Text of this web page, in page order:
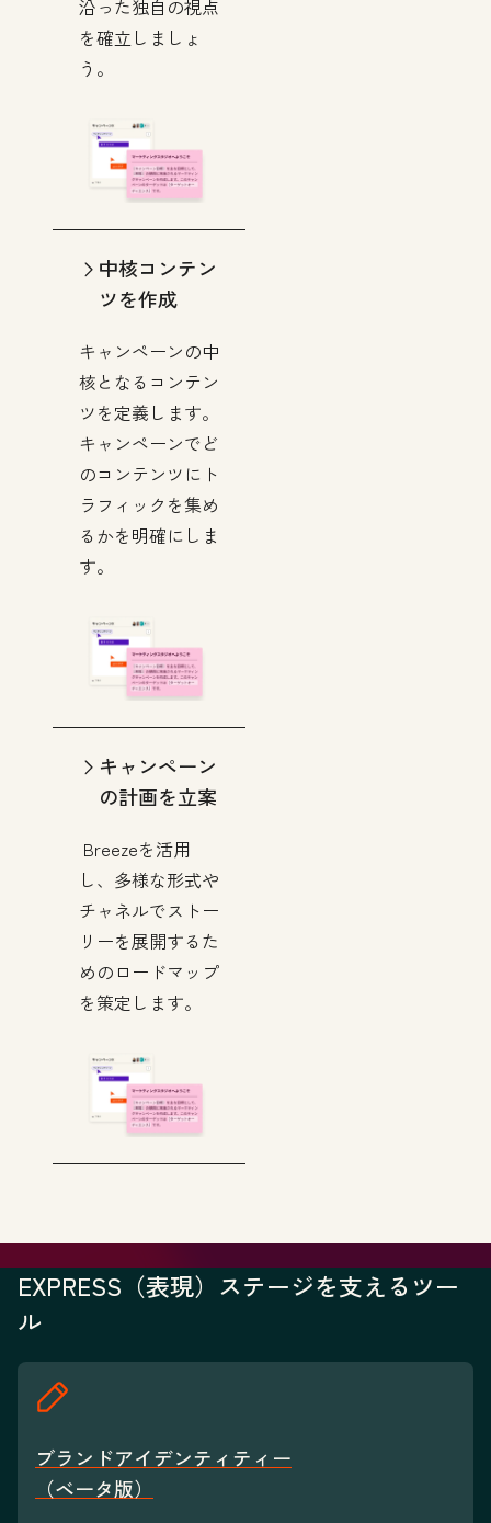
沿った独自の視点
を確立しましょ
う。
中核コンテン
ツを作成
キャンペーンの中
核となるコンテン
ツを定義します。
キャンペーンでど
のコンテンツにト
ラフィックを集め
るかを明確にしま
す。
キャンペーン
の計画を立案
Breezeを活用
し、多様な形式や
チャネルでストー
リーを展開するた
めのロードマップ
を策定します。
EXPRESS（表現）ステージを支えるツー
ル
ブランドアイデンティティー
（ベータ版）